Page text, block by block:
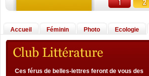
Accueil Féminin Photo Ecologie
Ces férus de belles-lettres feront de vous des